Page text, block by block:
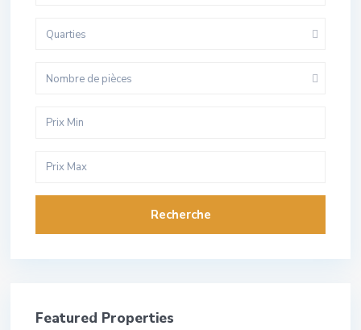
Quarties
Nombre de pièces
Recherche
Featured Properties